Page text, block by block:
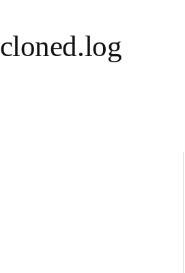
cloned.log